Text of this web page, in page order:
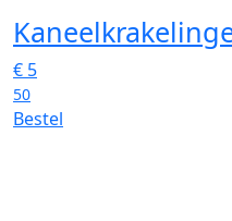
€ 5
50
Bestel